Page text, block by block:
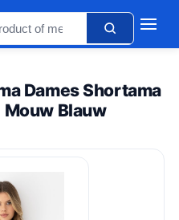
Dames Shortama
Blauw